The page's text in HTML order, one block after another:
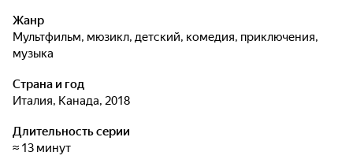
Жанр
мультфильм, мюзикл, детский, комедия, приключения,
музыка
Страна и год
Италия, Канада, 2018
Длительность серии
≈ 13 минут